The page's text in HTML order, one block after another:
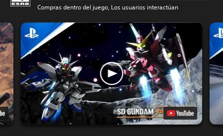
Compras dentro del juego, Los usuarios interactúan